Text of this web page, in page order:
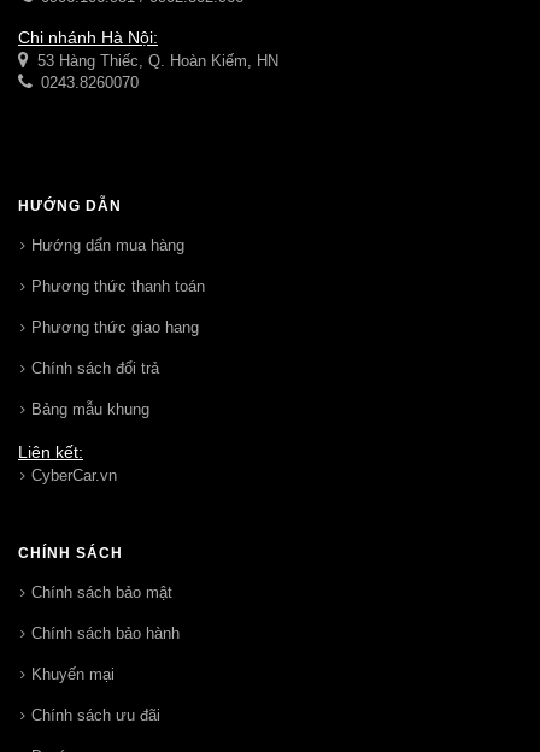
Chi nhánh Hà Nội:
53 Hàng Thiếc, Q. Hoàn Kiếm, HN
0243.8260070
HƯỚNG DẪN
Hướng dẩn mua hàng
Phương thức thanh toán
Phương thức giao hang
Chính sách đổi trả
Bảng mẫu khung
Liên kết:
CyberCar.vn
CHÍNH SÁCH
Chính sách bảo mật
Chính sách bảo hành
Khuyến mại
Chính sách ưu đãi